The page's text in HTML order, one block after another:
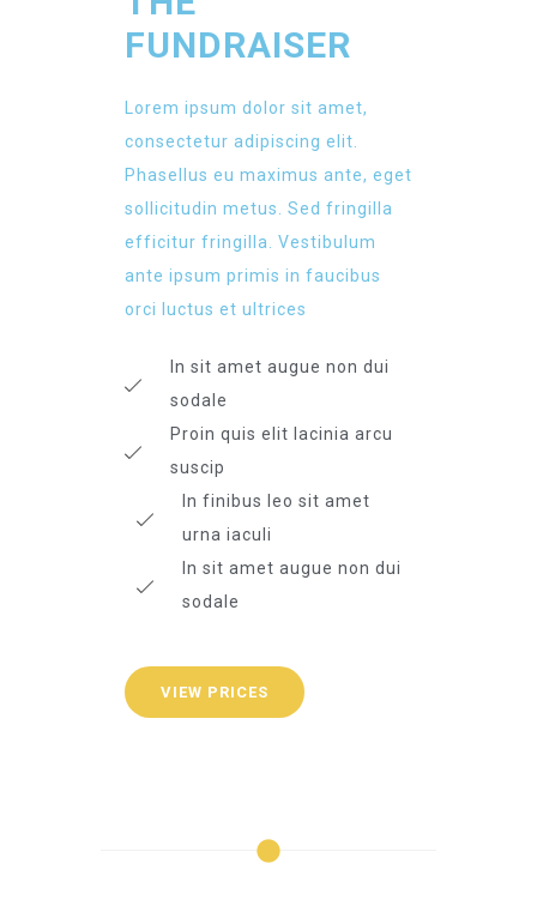
FUNDRAISER
Lorem ipsum dolor sit amet,
consectetur adipiscing elit.
Phasellus eu maximus ante, eget
sollicitudin metus. Sed fringilla
efficitur fringilla. Vestibulum
ante ipsum primis in faucibus
orci luctus et ultrices​
In sit amet augue non dui
sodale
Proin quis elit lacinia arcu
suscip
In finibus leo sit amet
urna iaculi
In sit amet augue non dui
sodale
VIEW PRICES